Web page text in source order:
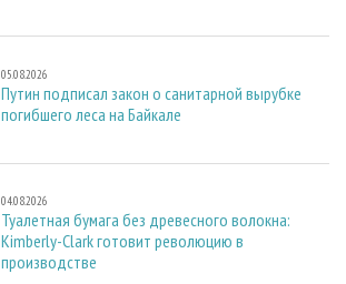
05.08.2026
Путин подписал закон о санитарной вырубке
погибшего леса на Байкале
04.08.2026
Туалетная бумага без древесного волокна:
Kimberly-Clark готовит революцию в
производстве